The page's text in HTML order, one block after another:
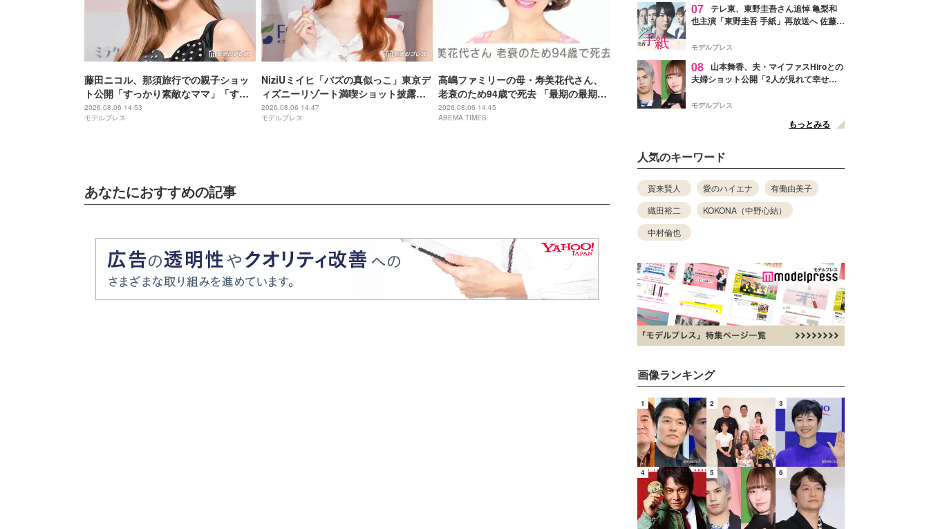
藤田ニコル、那須旅行での親子ショッ
ト公開「すっかり素敵なママ」「すっ
ぽり収まってて可愛すぎる」と反響
2026.08.06 14:53
モデルプレス
NiziUミイヒ「バズの真似っこ」東京デ
ィズニーリゾート満喫ショット披露
「天使のように可愛い」「隠しきれな
いオーラ」の声
2026.08.06 14:47
モデルプレス
高嶋ファミリーの母・寿美花代さん、
老衰のため94歳で死去 「最期の最期ま
で大女優 寿美花代だった母でした」と
息子・高嶋政宏がコメント
2026.08.06 14:45
ABEMA TIMES
あなたにおすすめの記事
07 テレ東、東野圭吾さん追悼 亀梨和
也主演「東野圭吾 手紙」再放送へ 佐藤隆
モデルプレス
08
山本舞香、夫・マイファスHiroとの
夫婦ショット公開「2人が見れて幸せ」
モデルプレス
もっとみる
人気のキーワード
賀来賢人 愛のハイエナ
有働由美子
織田裕二
KOKONA（中野心結）
中村倫也
画像ランキング
1 2 3
4 5 6